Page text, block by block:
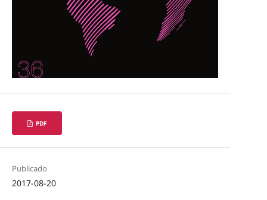
PDF
Publicado
2017-08-20